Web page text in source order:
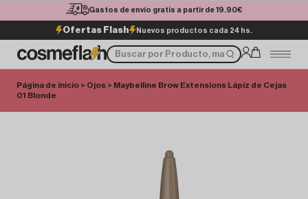
Gastos de envío gratis a partir de 19.90€
Ofertas Flash Nuevos productos cada 24 hs.
Página de inicio > Ojos > Maybelline Brow Extensions Lápiz de Cejas
01 Blonde